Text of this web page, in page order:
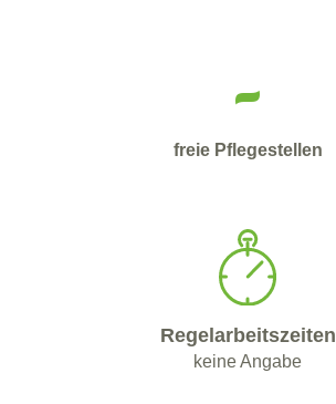
-
freie Pflegestellen
Regelarbeitszeiten
keine Angabe